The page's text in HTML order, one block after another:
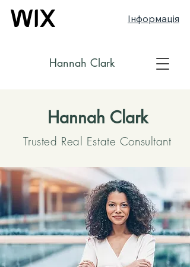
Інформація